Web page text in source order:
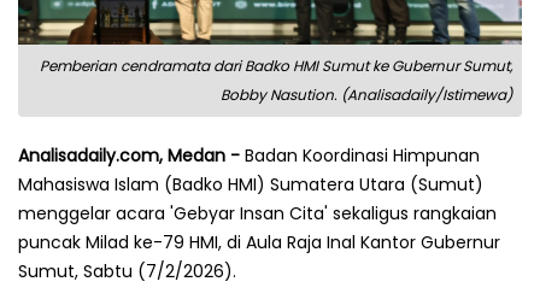
Pemberian cendramata dari Badko HMI Sumut ke Gubernur Sumut,
Bobby Nasution. (Analisadaily/Istimewa)
Analisadaily.com, Medan - Badan Koordinasi Himpunan
Mahasiswa Islam (Badko HMI) Sumatera Utara (Sumut)
menggelar acara 'Gebyar Insan Cita' sekaligus rangkaian
puncak Milad ke-79 HMI, di Aula Raja Inal Kantor Gubernur
Sumut, Sabtu (7/2/2026).